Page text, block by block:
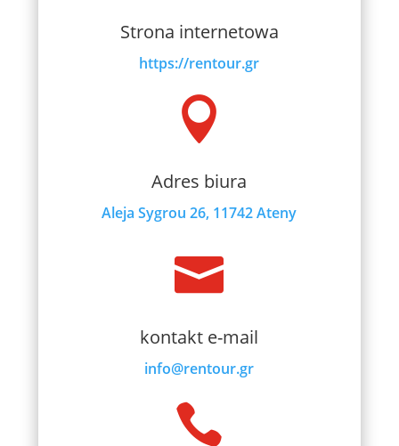
Strona internetowa
https://rentour.gr

Adres biura
Aleja Sygrou 26, 11742 Ateny

kontakt e-mail
info@rentour.gr
